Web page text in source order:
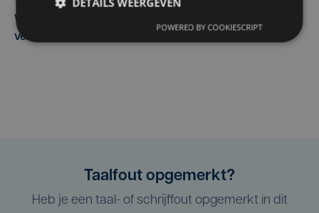
Vier Oostendse gynaecologen versterken dienst in AZ
West, dat ook een nieuwe voltijdse gynaecoloog
verwelkomt
Taalfout opgemerkt?
Heb je een taal- of schrijffout opgemerkt in dit
POWERED BY COOKIESCRIPT